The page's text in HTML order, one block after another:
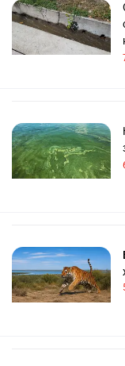
показывают
и каждого
Современные
и социальные
в
способности
экономическое
ведения